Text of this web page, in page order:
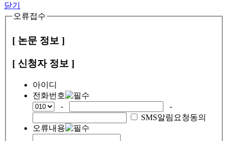
닫기
오류접수
[ 논문 정보 ]
[ 신청자 정보 ]
아이디
전화번호
-
-
SMS알림요청동의
오류내용